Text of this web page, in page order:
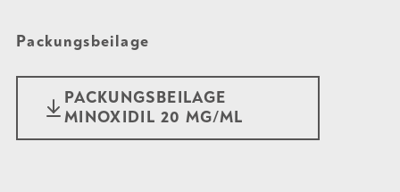
Packungsbeilage
PACKUNGSBEILAGE
MINOXIDIL 20 MG/ML